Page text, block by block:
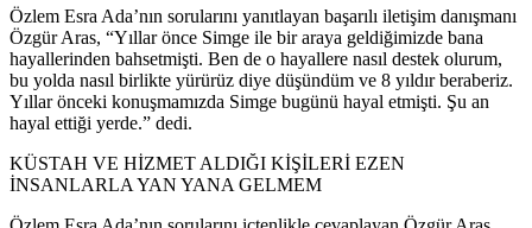
Özlem Esra Ada’nın sorularını yanıtlayan başarılı iletişim danışmanı
Özgür Aras, “Yıllar önce Simge ile bir araya geldiğimizde bana
hayallerinden bahsetmişti. Ben de o hayallere nasıl destek olurum,
bu yolda nasıl birlikte yürürüz diye düşündüm ve 8 yıldır beraberiz.
Yıllar önceki konuşmamızda Simge bugünü hayal etmişti. Şu an
hayal ettiği yerde.” dedi.
KÜSTAH VE HİZMET ALDIĞI KİŞİLERİ EZEN
İNSANLARLA YAN YANA GELMEM